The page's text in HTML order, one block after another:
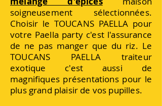
soigneusement sélectionnées.
Choisir le TOUCANS PAELLA pour
votre Paella party c'est l'assurance
de ne pas manger que du riz. Le
TOUCANS PAELLA traiteur
exotique c'est aussi de
magnifiques présentations pour le
plus grand plaisir de vos pupilles.